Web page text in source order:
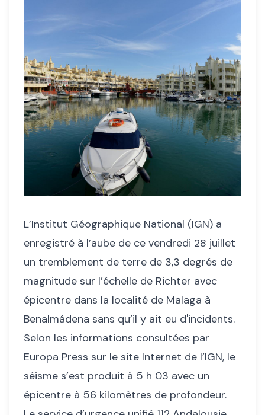
L’Institut Géographique National (IGN) a
enregistré à l’aube de ce vendredi 28 juillet
un tremblement de terre de 3,3 degrés de
magnitude sur l’échelle de Richter avec
épicentre dans la localité de Malaga à
Benalmádena sans qu’il y ait eu d'incidents.
Selon les informations consultées par
Europa Press sur le site Internet de l’IGN, le
séisme s’est produit à 5 h 03 avec un
épicentre à 56 kilomètres de profondeur.